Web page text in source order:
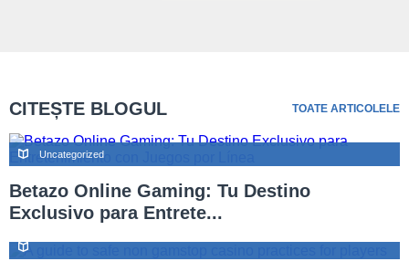
CITEȘTE BLOGUL TOATE ARTICOLELE
Uncategorized
Betazo Online Gaming: Tu Destino
Exclusivo para Entrete...